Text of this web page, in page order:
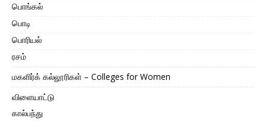
பொங்கல்
பொடி
பொரியல்
ரசம்
மகளிர்க் கல்லூரிகள் – Colleges for Women
விளையாட்டு
கால்பந்து